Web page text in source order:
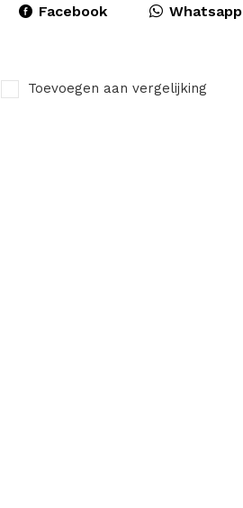
Facebook Whatsapp
Toevoegen aan vergelijking